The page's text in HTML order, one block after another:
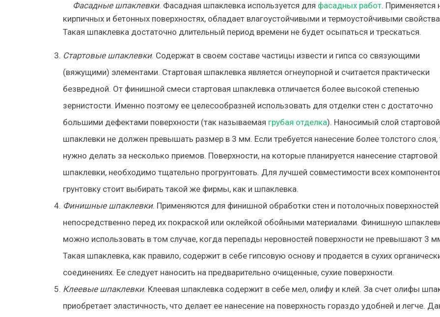
Фасадные шпаклевки. Фасадная шпаклевка используется для фасадных работ. Применяется
кирпичных и бетонных поверхностях, обладает влагоустойчивыми и термоустойчивыми
Такая шпаклевка достаточно длительный период времени не будет осыпаться и трескаться.
Стартовые шпаклевки. Содержат в своем составе частицы извести и гипса со связующими
(вяжущими) элементами. Стартовая шпаклевка является огнеупорной и считается практически
безвредной. От финишной смеси стартовая шпаклевка отличается более высокой степенью
зернистости. Именно поэтому ее целесообразней использовать для отделки стен с достаточно
большими дефектами поверхности (так называемая грубая отделка). Наносимый слой стартовой
шпаклевки не должен превышать размер в 3 мм. Если требуется нанесение более толстого слоя,
нужно делать за несколько приемов. Поверхности, на которые планируется нанесение стартовой
шпаклевки, необходимо тщательно прогрунтовать. Для лучшей совместимости всех
грунтовку стоит выбирать такой же фирмы, как и шпаклевка.
Финишные шпаклевки. Применяются для финишной обработки стен и потолочных поверхностей
непосредственно перед их покраской или оклейкой обойными материалами. Финишную
можно использовать в том случае, когда перепады неровностей поверхности не превышают 3
Такая шпаклевка, как правило, содержит в себе гипсовую основу и продается в сухих
соединениях. Ее следует наносить на предварительно очищенные, сухие поверхности.
Клеевые шпаклевки. Клеевая шпаклевка содержит в себе мел, олифу и клей. За счет олифы
приобретает эластичность, что делает ее нанесение на поверхность гораздо удобней и легче.